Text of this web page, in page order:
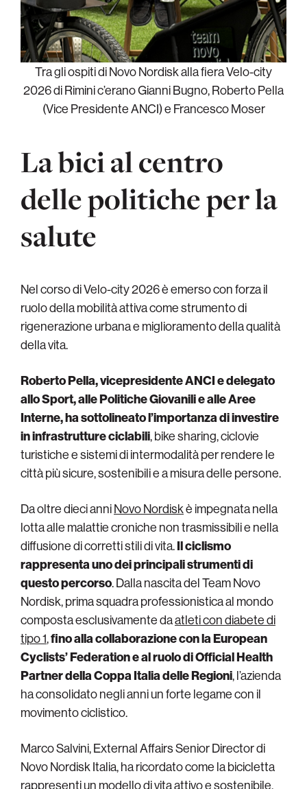
Tra gli ospiti di Novo Nordisk alla fiera Velo-city
2026 di Rimini c’erano Gianni Bugno, Roberto Pella
(Vice Presidente ANCI) e Francesco Moser
La bici al centro
delle politiche per la
salute
Nel corso di Velo-city 2026 è emerso con forza il
ruolo della mobilità attiva come strumento di
rigenerazione urbana e miglioramento della qualità
della vita.
Roberto Pella, vicepresidente ANCI e delegato
allo Sport, alle Politiche Giovanili e alle Aree
Interne, ha sottolineato l’importanza di investire
in infrastrutture ciclabili, bike sharing, ciclovie
turistiche e sistemi di intermodalità per rendere le
città più sicure, sostenibili e a misura delle persone.
Da oltre dieci anniNovo Nordiskè impegnata nella
lotta alle malattie croniche non trasmissibili e nella
diffusione di corretti stili di vita.Il ciclismo
rappresenta uno dei principali strumenti di
questo percorso. Dalla nascita del Team Novo
Nordisk, prima squadra professionistica al mondo
composta esclusivamente daatleti con diabete di
tipo 1,fino alla collaborazione con la European
Cyclists’ Federation e al ruolo di Official Health
Partner della Coppa Italia delle Regioni, l’azienda
ha consolidato negli anni un forte legame con il
movimento ciclistico.
Marco Salvini, External Affairs Senior Director di
Novo Nordisk Italia, ha ricordato come la bicicletta
rappresenti un modello di vita attivo e sostenibile,